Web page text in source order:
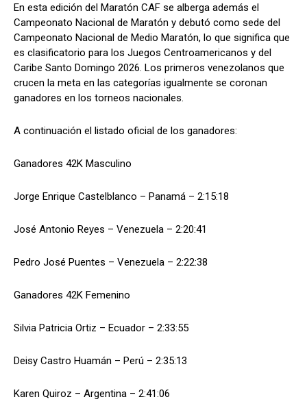
En esta edición del Maratón CAF se alberga además el
Campeonato Nacional de Maratón y debutó como sede del
Campeonato Nacional de Medio Maratón, lo que significa que
es clasificatorio para los Juegos Centroamericanos y del
Caribe Santo Domingo 2026. Los primeros venezolanos que
crucen la meta en las categorías igualmente se coronan
ganadores en los torneos nacionales.
A continuación el listado oficial de los ganadores:
Ganadores 42K Masculino
Jorge Enrique Castelblanco – Panamá – 2:15:18
José Antonio Reyes – Venezuela – 2:20:41
Pedro José Puentes – Venezuela – 2:22:38
Ganadores 42K Femenino
Silvia Patricia Ortiz – Ecuador – 2:33:55
Deisy Castro Huamán – Perú – 2:35:13
Karen Quiroz – Argentina – 2:41:06